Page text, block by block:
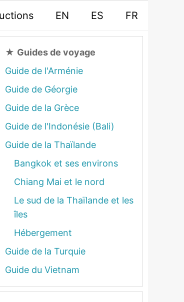
EN ES FR
★ Guides de voyage
Guide de l'Arménie
Guide de Géorgie
Guide de la Grèce
Guide de l'Indonésie (Bali)
Guide de la Thaïlande
Bangkok et ses environs
Chiang Mai et le nord
Le sud de la Thaïlande et les
îles
Hébergement
Guide de la Turquie
Guide du Vietnam